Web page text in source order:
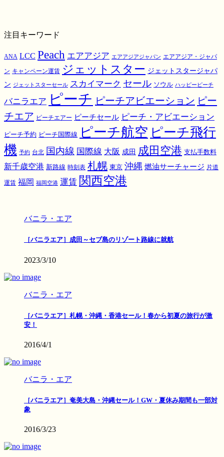
注目キーワード
ANA LCC Peach エアアジア エアアジアジャパン エアアジア・ジャパ
ン キャンペーン運賃 ジェットスター ジェットスタージャパ
ン ジェットスターセール スカイマーク セール ソウル ハッピーピーチ
バニラエア ピーチ ピーチアビエーション ピー
チエア ピーチエアー ピーチセール ピーチ・アビエーション
ピーチ予約 ピーチ国際線 ピーチ航空 ピーチ飛行
機 予約 台北 国内線 国際線 大阪 成田 成田空港 支払手数料
新千歳空港 新路線 時刻表 札幌 東京 沖縄 燃油サーチャージ 片道
運賃 福岡 福岡空港 運賃 関西空港
バニラ・エア
［バニラエア］成田～セブ島のリゾート路線に就航
2023/3/10
バニラ・エア
［バニラエア］札幌・沖縄・香港セール！春から初夏の旅行が激
安！
2016/4/1
バニラ・エア
［バニラエア］奄美大島・沖縄セール！GW・夏休み期間も一部対
象
2016/3/23